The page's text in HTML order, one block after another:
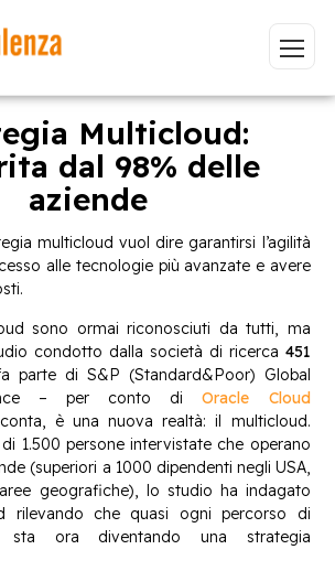
Vai
Bandi ISO 27001
BeeProd
le pagine consigliate.
Multicloud:
dal 98% delle
aziende
multicloud vuol dire garantirsi l’agilità
alle tecnologie più avanzate e avere
sono ormai riconosciuti da tutti, ma
condotto dalla società di ricerca 451
parte di S&P (Standard&Poor) Global
– per conto diOracle Cloud
è una nuova realtà: il multicloud.
1.500 persone intervistate che operano
(superiori a 1000 dipendenti negli USA,
geografiche), lo studio ha indagato
rilevando che quasi ogni percorso di
sta ora diventando una strategia